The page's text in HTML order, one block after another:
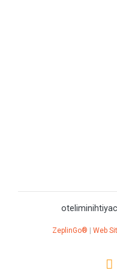
ZeplinGo® Web